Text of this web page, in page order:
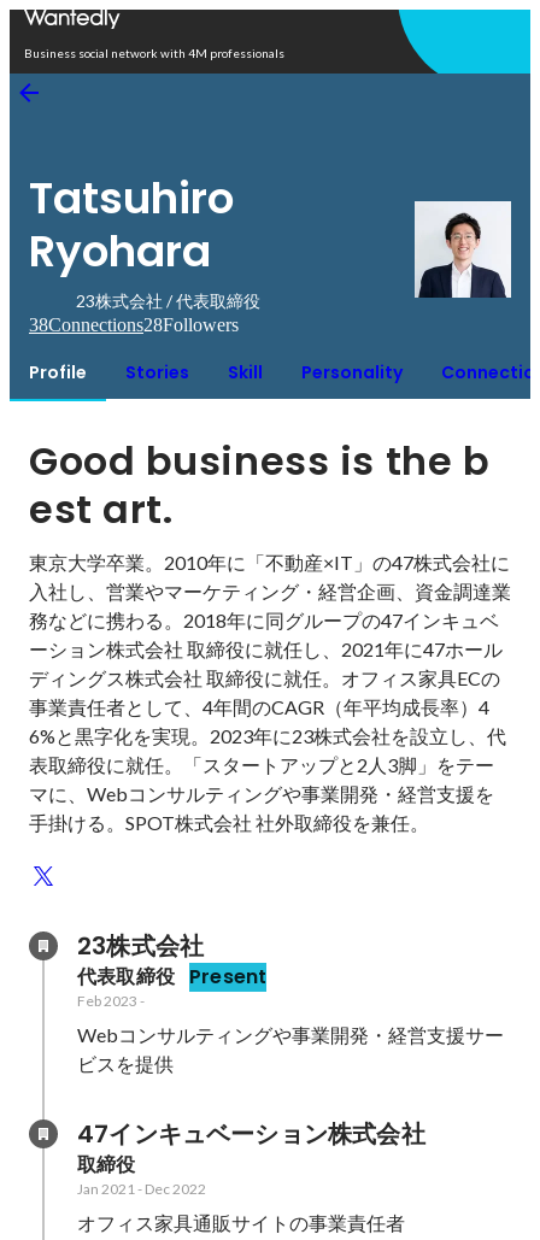
Business social network with 4M professionals
Tatsuhiro
Ryohara
23株式会社 / 代表取締役
38Connections28Followers
Profile Stories Skill Personality
Good business is the b
est art.
東京大学卒業。2010年に「不動産×IT」の47株式会社に
入社し、営業やマーケティング・経営企画、資金調達業
務などに携わる。2018年に同グループの47インキュベ
ーション株式会社 取締役に就任し、2021年に47ホール
ディングス株式会社 取締役に就任。オフィス家具ECの
事業責任者として、4年間のCAGR（年平均成長率）4
6%と黒字化を実現。2023年に23株式会社を設立し、代
表取締役に就任。「スタートアップと2人3脚」をテー
マに、Webコンサルティングや事業開発・経営支援を
手掛ける。SPOT株式会社 社外取締役を兼任。
23株式会社
代表取締役 Present
Feb 2023 -
Webコンサルティングや事業開発・経営支援サー
ビスを提供
47インキュベーション株式会社
取締役
Jan 2021- Dec 2022
オフィス家具通販サイトの事業責任者